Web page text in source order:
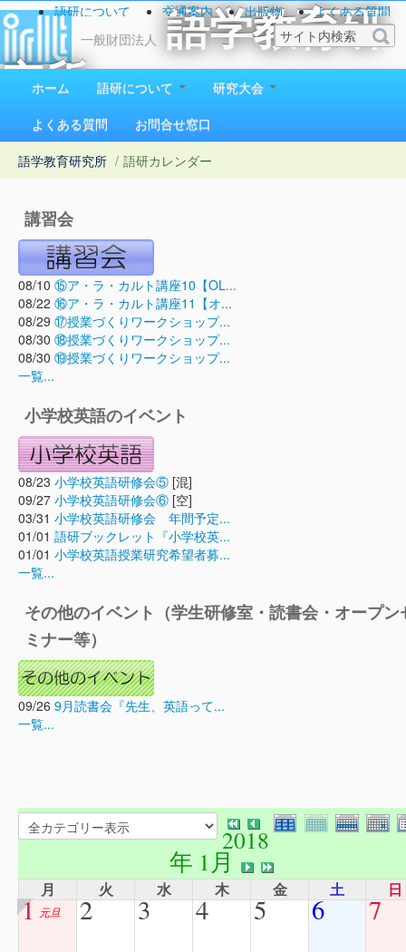
一般財団法人
語学教育研
究所
1923（大正12）年創立
語研について 交通案内 出版物
よくある質問
お問い合わせ
ホーム 語研について
研究大会
よくある質問
お問合せ窓口
語学教育研究所 / 語研カレンダー
講習会
08/10 ⑮ア・ラ・カルト講座10【OL...
08/22 ⑯ア・ラ・カルト講座11【オ...
08/29 ⑰授業づくりワークショップ...
08/30 ⑱授業づくりワークショップ...
08/30 ⑲授業づくりワークショップ...
一覧...
小学校英語のイベント
08/23 小学校英語研修会⑤ [混]
09/27 小学校英語研修会⑥ [空]
03/31 小学校英語研修会 年間予定...
01/01 語研ブックレット『小学校英...
01/01 小学校英語授業研究希望者募...
一覧...
その他のイベント（学生研修室・読書会・オープン
ミナー等）
09/26 9月読書会『先生、英語って...
一覧...
2018
年 1月
月 火 水 木 金 土 日
1 元旦 2 3 4 5 6 7